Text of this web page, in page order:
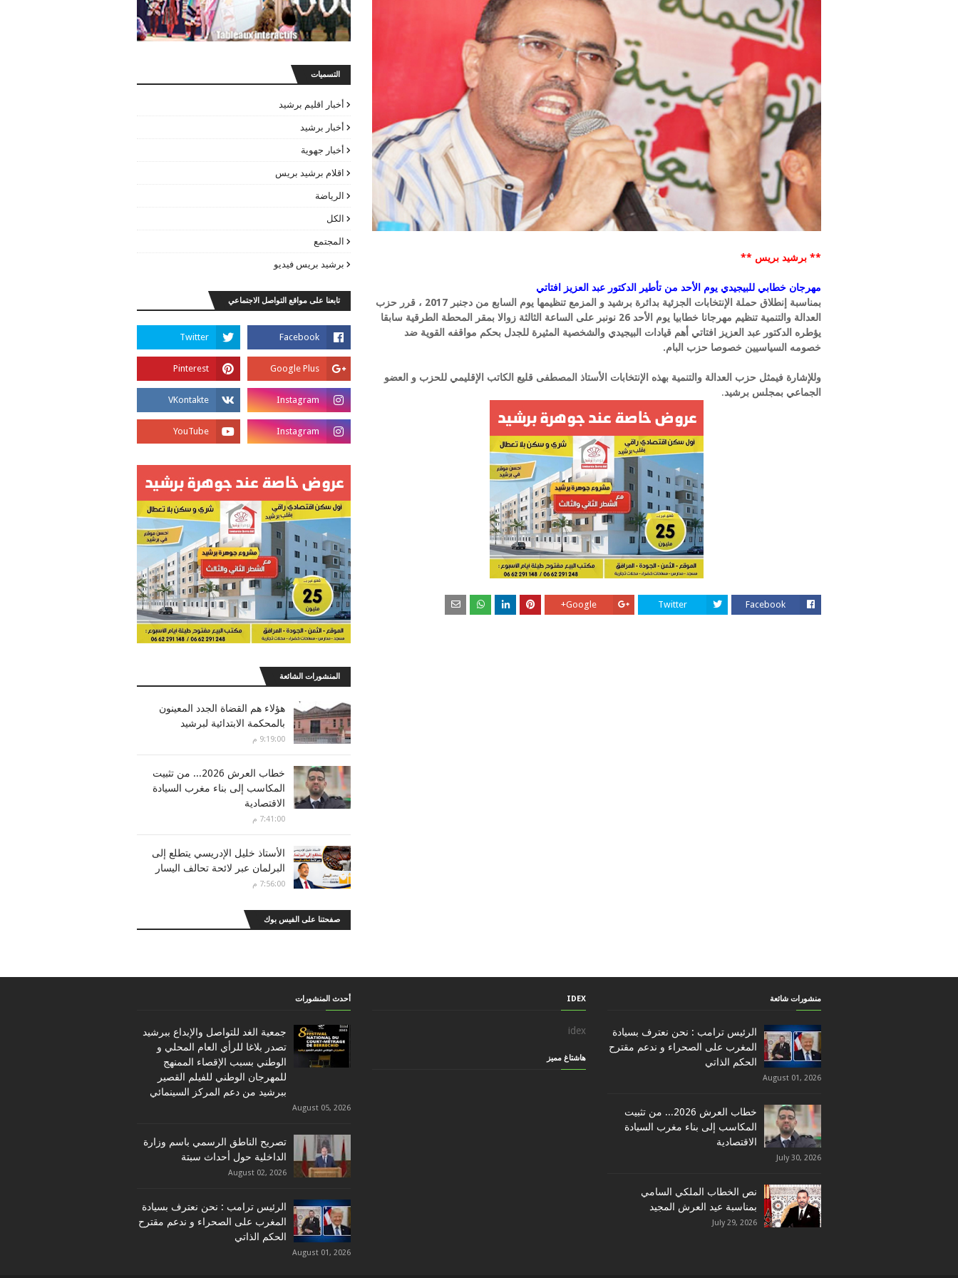
** برشيد بريس **
مهرجان خطابي للبيجيدي يوم الأحد من تأطير الدكتور عبد العزيز افتاتي
بمناسبة إنطلاق حملة الإنتخابات الجزئية بدائرة برشيد و المزمع تنظيمها يوم السابع من دجنبر 2017 ، قرر حزب
العدالة والتنمية تنظيم مهرجانا خطابيا يوم الأحد 26 نونبر على الساعة الثالثة زوالا بمقر المحطة الطرقية سابقا
يؤطره الدكتور عبد العزيز افتاتي أهم قيادات البيجيدي والشخصية المثيرة للجدل بحكم مواقفه القوية ضد
خصومه السياسيين خصوصا حزب البام.
وللإشارة فيمثل حزب العدالة والتنمية بهذه الإنتخابات الأستاذ المصطفى قليع الكاتب الإقليمي للحزب و العضو
الجماعي بمجلس برشيد.
Facebook
Twitter
Google+
التسميات
أخبار اقليم برشيد
أخبار برشيد
أخبار جهوية
اقلام برشيد بريس
الرياضة
الكل
المجتمع
برشيد بريس فيديو
تابعنا على مواقع التواصل الاجتماعي
المنشورات الشائعة
هؤلاء هم القضاة الجدد المعينون
بالمحكمة الابتدائية لبرشيد
9:19:00 م
خطاب العرش 2026... من تثبيت
المكاسب إلى بناء مغرب السيادة
الاقتصادية
7:41:00 م
الأستاذ خليل الإدريسي يتطلع إلى
البرلمان عبر لائحة تحالف اليسار
7:56:00 م
صفحتنا على الفيس بوك
منشورات شائعة
الرئيس ترامب : نحن نعترف بسيادة
المغرب على الصحراء و ندعم مقترح
الحكم الذاتي
August 01, 2026
خطاب العرش 2026... من تثبيت
المكاسب إلى بناء مغرب السيادة
الاقتصادية
July 30, 2026
نص الخطاب الملكي السامي
بمناسبة عيد العرش المجيد
July 29, 2026
IDEX
idex
هاشتاغ مميز
أحدث المنشورات
جمعية الغد للتواصل والإبداع ببرشيد
تصدر بلاغا للرأي العام المحلي و
الوطني بسبب الإقصاء الممنهج
للمهرجان الوطني للفيلم القصير
ببرشيد من دعم المركز السينمائي
August 05, 2026
تصريح الناطق الرسمي باسم وزارة
الداخلية حول أحداث سبتة
August 02, 2026
الرئيس ترامب : نحن نعترف بسيادة
المغرب على الصحراء و ندعم مقترح
الحكم الذاتي
August 01, 2026